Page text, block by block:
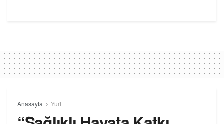
Anasayfa Yurt